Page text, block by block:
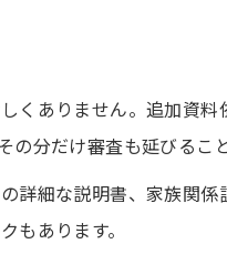
の効率的な情報整理術
くありません。追加資
分だけ審査も延びるこ
細な説明書、家族関
もあります。